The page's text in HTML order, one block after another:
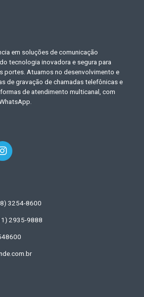
em soluções de comunicação
tecnologia inovadora e segura para
portes. Atuamos no desenvolvimento e
de gravação de chamadas telefônicas e
de atendimento multicanal, com
3254-8600
2935-9888